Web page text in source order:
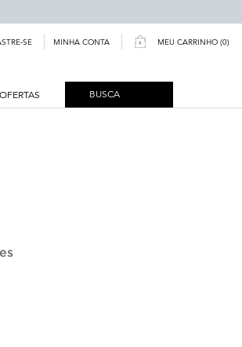
SE MINHA CONTA MEU CARRINHO 0
0 PRODUCT IN CART
OFERTAS BUSCA